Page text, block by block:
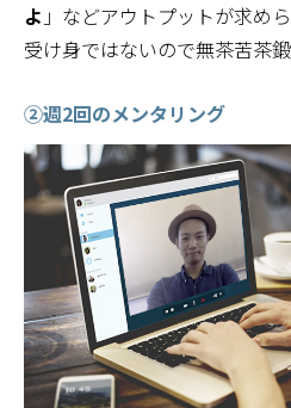
よ 」などアウトプットが求め
受け身ではないので無茶苦茶
②週2回のメンタリング